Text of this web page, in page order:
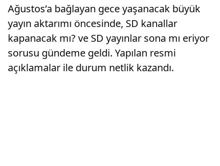
Ağustos’a bağlayan gece yaşanacak büyük
yayın aktarımı öncesinde, SD kanallar
kapanacak mı? ve SD yayınlar sona mı eriyor
sorusu gündeme geldi. Yapılan resmi
açıklamalar ile durum netlik kazandı.